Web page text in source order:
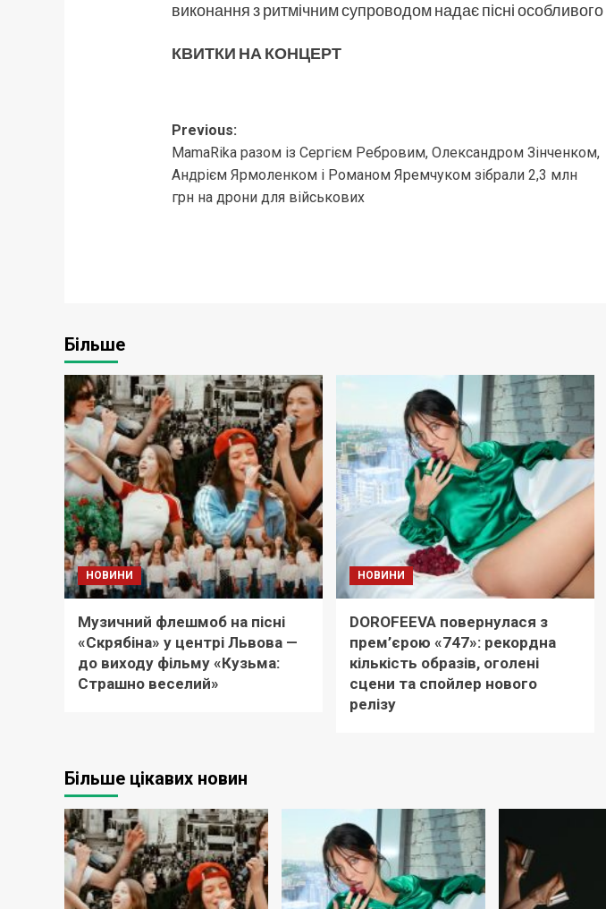
виконання з ритмічним супроводом надає пісні особливого
КВИТКИ НА КОНЦЕРТ
Post
navigation
Previous:
MamaRika разом із Сергієм Ребровим, Олександром Зінченком,
Андрієм Ярмоленком і Романом Яремчуком зібрали 2,3 млн
грн на дрони для військових
Більше
НОВИНИ
Музичний флешмоб на пісні
«Скрябіна» у центрі Львова —
до виходу фільму «Кузьма:
Страшно веселий»
НОВИНИ
DOROFEEVA повернулася з
прем’єрою «747»: рекордна
кількість образів, оголені
сцени та спойлер нового
релізу
Більше цікавих новин